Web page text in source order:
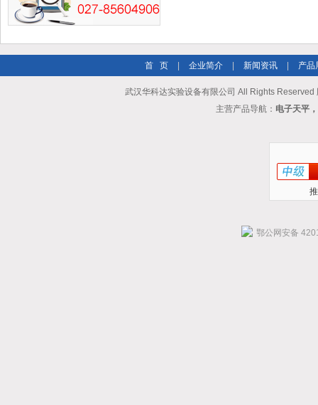
首 页 企业简介 新闻资讯 产品
武汉华科达实验设备有限公司 All Rights Reserved
主营产品导航： 电子天平
鄂公网安备